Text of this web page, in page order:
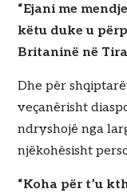
“Ejani me
këtu duke u
Britaninë në
Dhe për
veçanërisht
ndryshojë nga
njëkohësisht
“Koha për t’u